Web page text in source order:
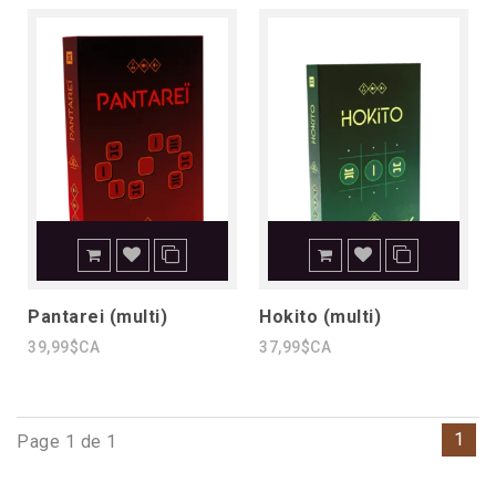
Pantarei (multi)
39,99$CA
Hokito (multi)
37,99$CA
Page 1 de 1 1